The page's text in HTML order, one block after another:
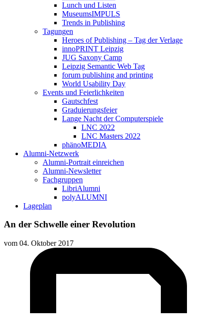
Lunch und Listen
MuseumsIMPULS
Trends in Publishing
Tagungen
Heroes of Publishing – Tag der Verlage
innoPRINT Leipzig
JUG Saxony Camp
Leipzig Semantic Web Tag
forum publishing and printing
World Usability Day
Events und Feierlichkeiten
Gautschfest
Graduierungsfeier
Lange Nacht der Computerspiele
LNC 2022
LNC Masters 2022
phänoMEDIA
Alumni-Netzwerk
Alumni-Portrait einreichen
Alumni-Newsletter
Fachgruppen
LibriAlumni
polyALUMNI
Lageplan
An der Schwelle einer Revolution
vom 04. Oktober 2017